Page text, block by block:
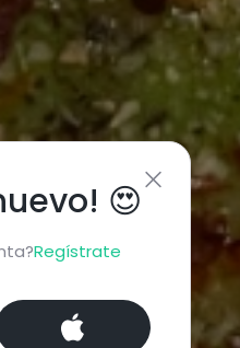
😍
Regístrate